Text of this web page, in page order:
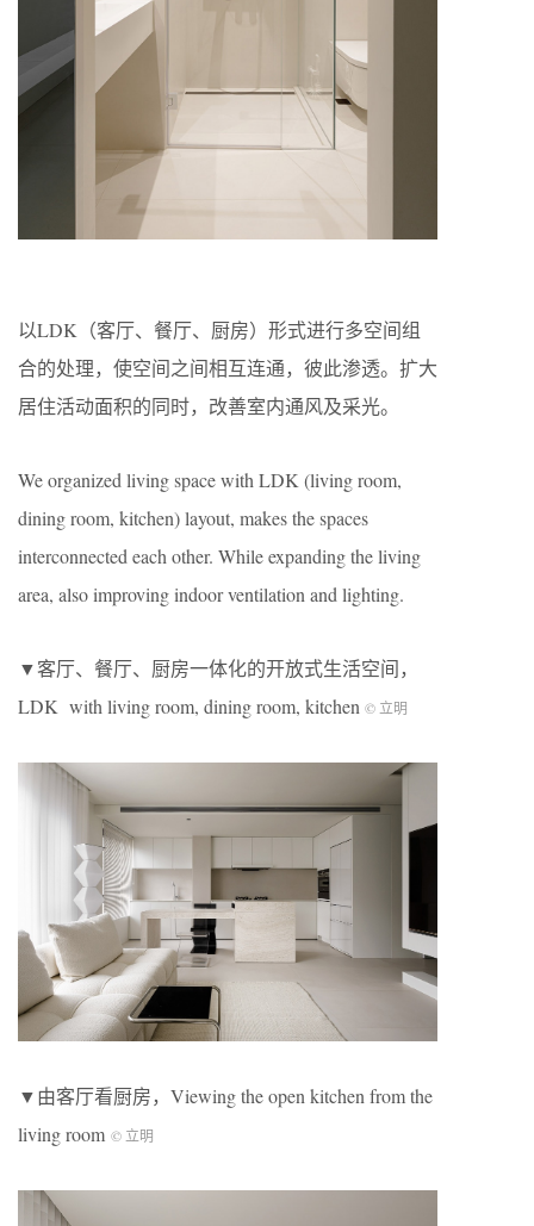
以LDK（客厅、餐厅、厨房）形式进行多空间组
合的处理，使空间之间相互连通，彼此渗透。扩大
居住活动面积的同时，改善室内通风及采光。
We organized living space with LDK (living room,
dining room, kitchen) layout, makes the spaces
interconnected each other. While expanding the living
area, also improving indoor ventilation and lighting.
▼客厅、餐厅、厨房一体化的开放式生活空间，
LDK with living room, dining room, kitchen © 立明
▼由客厅看厨房，Viewing the open kitchen from the
living room © 立明